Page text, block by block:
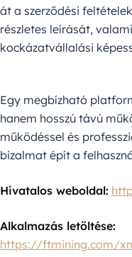
át a szerződési
részletes leírását,
kockázatvállalási
Egy megbízható
hanem hosszú távú
működéssel és
bizalmat épít a
Hivatalos weboldal:
Alkalmazás letöltése:
https://ftmining.com/